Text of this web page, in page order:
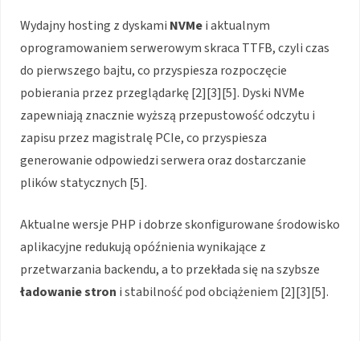
Wydajny hosting z dyskami NVMei aktualnym
oprogramowaniem serwerowym skraca TTFB, czyli czas
do pierwszego bajtu, co przyspiesza rozpoczęcie
pobierania przez przeglądarkę [2][3][5]. Dyski NVMe
zapewniają znacznie wyższą przepustowość odczytu i
zapisu przez magistralę PCIe, co przyspiesza
generowanie odpowiedzi serwera oraz dostarczanie
plików statycznych [5].
Aktualne wersje PHP i dobrze skonfigurowane środowisko
aplikacyjne redukują opóźnienia wynikające z
przetwarzania backendu, a to przekłada się na szybsze
ładowanie stron i stabilność pod obciążeniem [2][3][5].